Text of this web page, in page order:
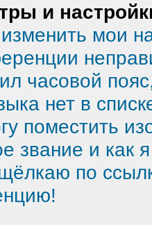
и
мои
часовой
нет в
поместить
звание и как
по